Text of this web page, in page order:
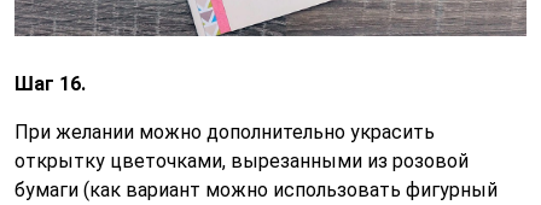
Шаг 16.
При желании можно дополнительно украсить
открытку цветочками, вырезанными из розовой
бумаги (как вариант можно использовать фигурный